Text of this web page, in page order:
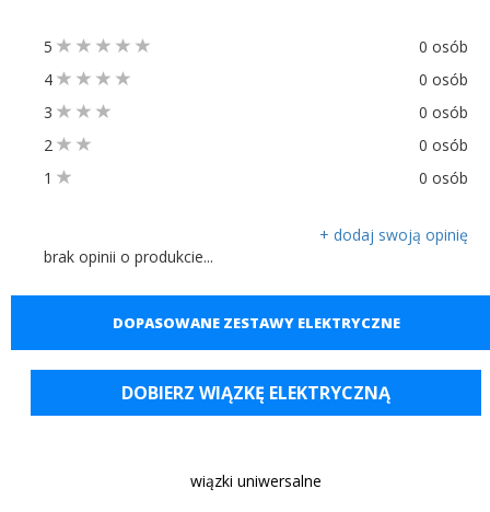
5
0 osób
4
0 osób
3
0 osób
2
0 osób
1
0 osób
+ dodaj swoją opinię
brak opinii o produkcie...
DOPASOWANE ZESTAWY ELEKTRYCZNE
DOBIERZ WIĄZKĘ ELEKTRYCZNĄ
wiązki uniwersalne